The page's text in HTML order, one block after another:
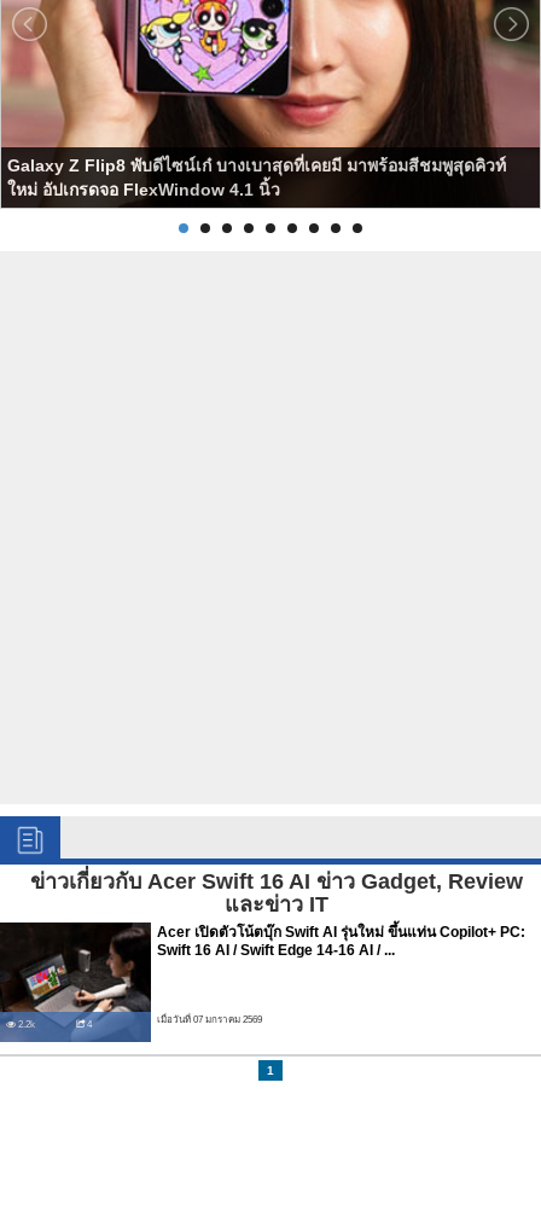
Galaxy Z Flip8 พับดีไซน์เก๋ บางเบาสุดที่เคยมี มาพร้อมสีชมพูสุดคิวท์
ใหม่ อัปเกรดจอ FlexWindow 4.1 นิ้ว
ข่าวเกี่ยวกับ Acer Swift 16 AI ข่าว Gadget, Review
และข่าว IT
2.2k 4
Acer เปิดตัวโน้ตบุ๊ก Swift AI รุ่นใหม่ ขึ้นแท่น Copilot+ PC:
Swift 16 AI / Swift Edge 14-16 AI / ...
เมื่อวันที่ 07 มกราคม 2569
1